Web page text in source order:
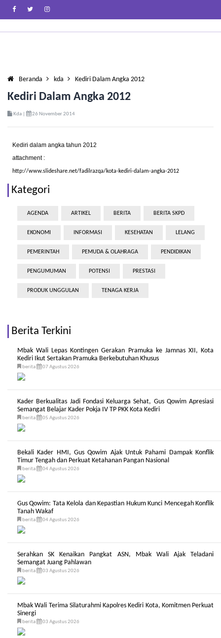
Beranda kda Kediri Dalam Angka 2012
Kediri Dalam Angka 2012
Kda | 26 November 2014
Kediri dalam angka tahun 2012
attachment :
http://www.slideshare.net/fadilrazqa/kota-kediri-dalam-angka-2012
Kategori
AGENDA ARTIKEL BERITA BERITA SKPD
EKONOMI INFORMASI KESEHATAN LELANG
PEMERINTAH PEMUDA & OLAHRAGA PENDIDIKAN
PENGUMUMAN POTENSI PRESTASI
PRODUK UNGGULAN TENAGA KERJA
Berita Terkini
Mbak Wali Lepas Kontingen Gerakan Pramuka ke Jamnas XII, Kota
Kediri Ikut Sertakan Pramuka Berkebutuhan Khusus
berita 07 Agustus 2026
Kader Berkualitas Jadi Fondasi Keluarga Sehat, Gus Qowim Apresiasi
Semangat Belajar Kader Pokja IV TP PKK Kota Kediri
berita 05 Agustus 2026
Bekali Kader HMI, Gus Qowim Ajak Untuk Pahami Dampak Konflik
Timur Tengah dan Perkuat Ketahanan Pangan Nasional
berita 04 Agustus 2026
Gus Qowim: Tata Kelola dan Kepastian Hukum Kunci Mencegah Konflik
Tanah Wakaf
berita 04 Agustus 2026
Serahkan SK Kenaikan Pangkat ASN, Mbak Wali Ajak Teladani
Semangat Juang Pahlawan
berita 03 Agustus 2026
Mbak Wali Terima Silaturahmi Kapolres Kediri Kota, Komitmen Perkuat
Sinergi
berita 03 Agustus 2026